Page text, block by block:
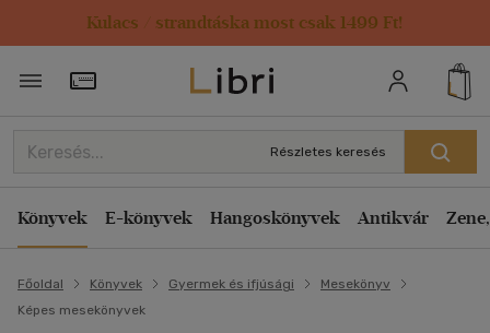
Kulacs / strandtáska most csak 1499 Ft!
Törzsvásárlói Kártya adatai
Részletes keresés
Könyvek E-könyvek Hangoskönyvek Antikvár
Főoldal Könyvek Gyermek és ifjúsági
Mesekönyv
Képes mesekönyvek